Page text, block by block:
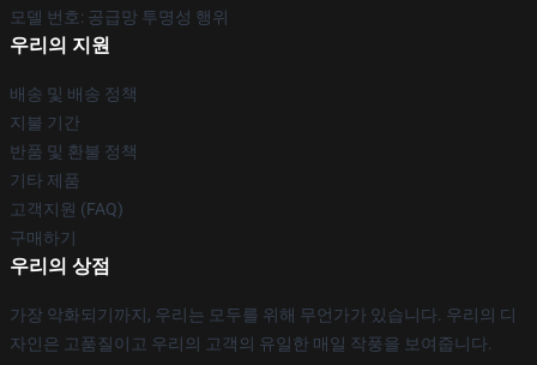
모델 번호: 공급망 투명성 행위
우리의 지원
배송 및 배송 정책
지불 기간
반품 및 환불 정책
기타 제품
고객지원 (FAQ)
구매하기
우리의 상점
가장 악화되기까지, 우리는 모두를 위해 무언가가 있습니다. 우리의 디
자인은 고품질이고 우리의 고객의 유일한 매일 작풍을 보여줍니다.